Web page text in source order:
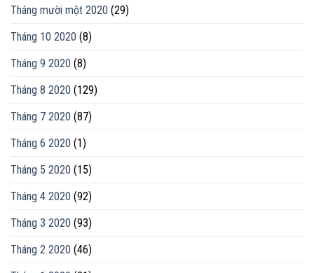
Tháng mười một 2020 (29)
Tháng 10 2020 (8)
Tháng 9 2020 (8)
Tháng 8 2020 (129)
Tháng 7 2020 (87)
Tháng 6 2020 (1)
Tháng 5 2020 (15)
Tháng 4 2020 (92)
Tháng 3 2020 (93)
Tháng 2 2020 (46)